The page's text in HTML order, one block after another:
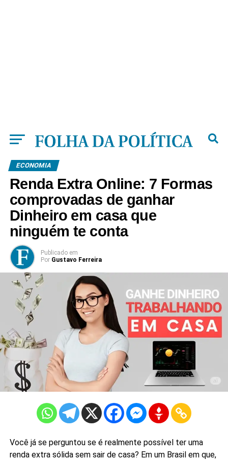
ECONOMIA
Renda Extra Online: 7 Formas
comprovadas de ganhar
Dinheiro em casa que
ninguém te conta
Publicado em
Por Gustavo Ferreira
Você já se perguntou se é realmente possível ter uma
renda extra sólida sem sair de casa? Em um Brasil em que,